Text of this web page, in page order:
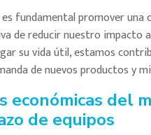
fundamental promover una
de reducir nuestro impacto
su vida útil, estamos
de nuevos productos y
económicas del
de equipos